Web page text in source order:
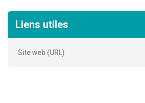
Liens utiles
Site web (URL)